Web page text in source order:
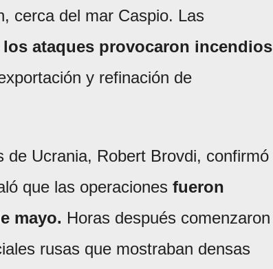
cerca del mar Caspio. Las
los ataques provocaron incendios
y refinación de
de Ucrania, Robert Brovdi, confirmó
que las operaciones fueron
mayo. Horas después
rusas que mostraban densas